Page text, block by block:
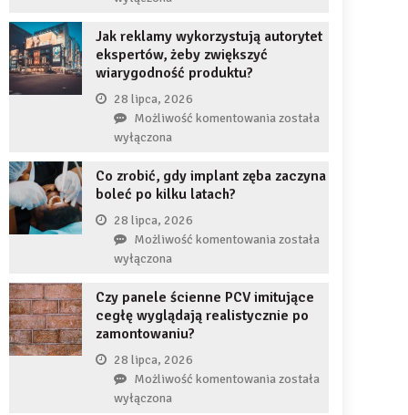
braku
zęba
chroni
Jak reklamy wykorzystują autorytet
ekspertów, żeby zwiększyć
wiarygodność produktu?
28 lipca, 2026
Możliwość komentowaniaJak
autorytet
zwiększyć
została
wyłączona
Co zrobić, gdy implant zęba zaczyna
boleć po kilku latach?
28 lipca, 2026
Możliwość komentowaniaCo
implant
zęba
została
wyłączona
Czy panele ścienne PCV imitujące
cegłę wyglądają realistycznie po
zamontowaniu?
28 lipca, 2026
Możliwość komentowaniaCzy
została
wyłączona